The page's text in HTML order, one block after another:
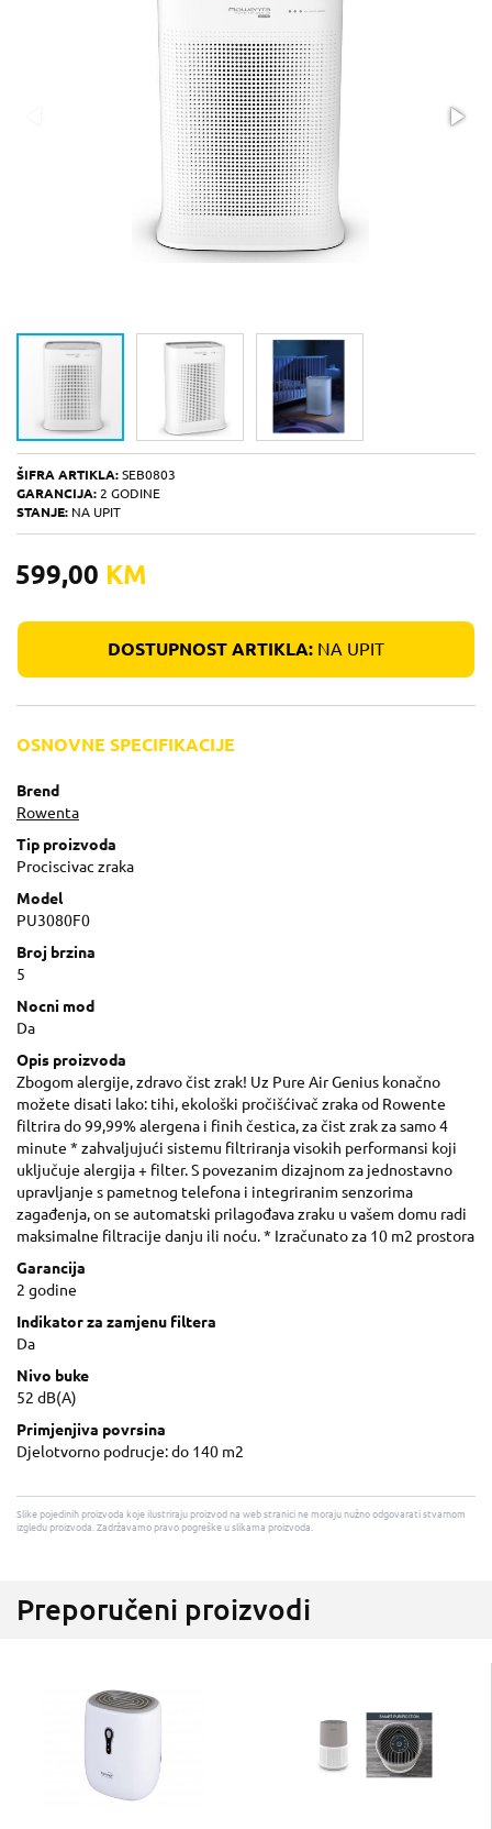
ŠIFRA ARTIKLA: SEB0803
GARANCIJA: 2 GODINE
STANJE: NA UPIT
599,00 KM
DOSTUPNOST ARTIKLA: NA UPIT
OSNOVNE SPECIFIKACIJE
Brend
Rowenta
Tip proizvoda
Prociscivac zraka
Model
PU3080F0
Broj brzina
5
Nocni mod
Da
Opis proizvoda
Zbogom alergije, zdravo čist zrak! Uz Pure Air Genius konačno
možete disati lako: tihi, ekološki pročišćivač zraka od Rowente
filtrira do 99,99% alergena i finih čestica, za čist zrak za samo 4
minute * zahvaljujući sistemu filtriranja visokih performansi koji
uključuje alergija + filter. S povezanim dizajnom za jednostavno
upravljanje s pametnog telefona i integriranim senzorima
zagađenja, on se automatski prilagođava zraku u vašem domu radi
maksimalne filtracije danju ili noću. * Izračunato za 10 m2 prostora
Garancija
2 godine
Indikator za zamjenu filtera
Da
Nivo buke
52 dB(A)
Primjenjiva povrsina
Djelotvorno podrucje: do 140 m2
Slike pojedinih proizvoda koje ilustriraju proizvod na web stranici ne moraju nužno odgovarati stvarnom
izgledu proizvoda. Zadržavamo pravo pogreške u slikama proizvoda.
Preporučeni proizvodi